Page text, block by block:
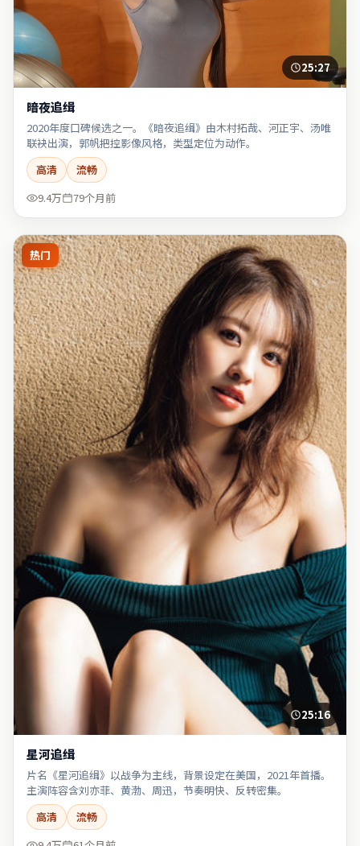
25:27
暗夜追缉
2020年度口碑候选之一。《暗夜追缉》由木村拓哉、河正宇、汤唯
联袂出演，郭帆把控影像风格，类型定位为动作。
高清
流畅
9.4万
79个月前
热门
25:16
星河追缉
片名《星河追缉》以战争为主线，背景设定在美国，2021年首播。
主演阵容含刘亦菲、黄渤、周迅，节奏明快、反转密集。
高清
流畅